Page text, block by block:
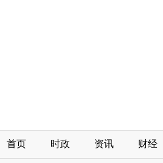
首页 时政 资讯 财经